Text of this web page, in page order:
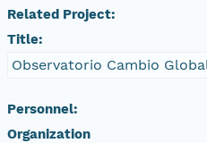
Related Project:
Title:
Observatorio Cambio
Personnel:
Organization